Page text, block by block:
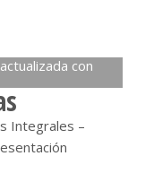
con
Integrales –